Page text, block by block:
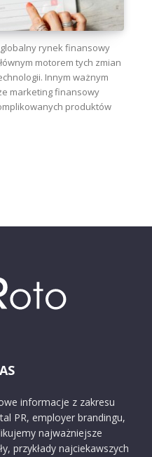
rynek finansowy
motorem tych zmian
Innym ważnym
marketing finansowy
produktów
informacje z zakresu
PR, employer brandingu,
najważniejsze
przykłady najciekawszych